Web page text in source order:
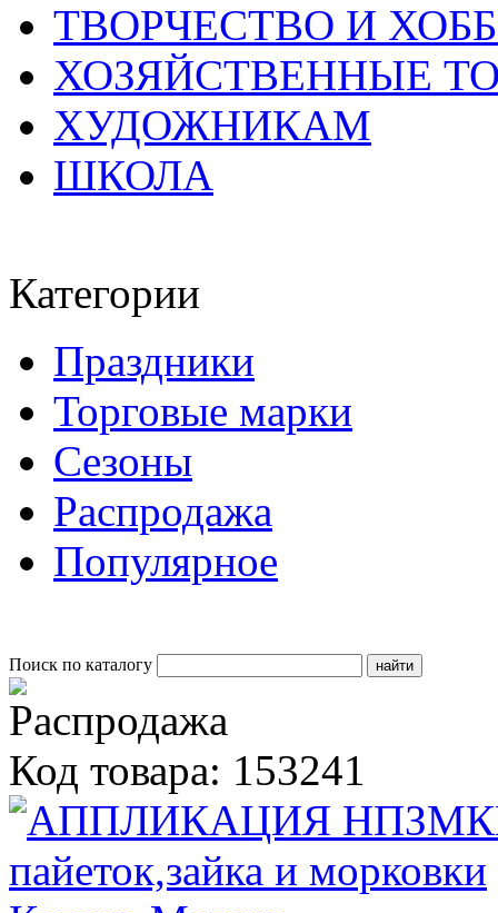
ТВОРЧЕСТВО И
ХОЗЯЙСТВЕННЫЕ
ХУДОЖНИКАМ
ШКОЛА
Категории
Праздники
Торговые марки
Сезоны
Распродажа
Популярное
Поиск по каталогу
Код товара: 153241